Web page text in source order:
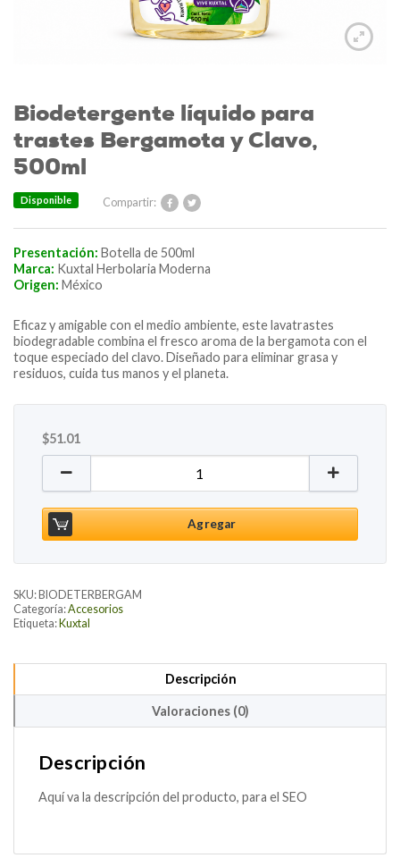
Biodetergente líquido para
trastes Bergamota y Clavo,
500ml
Compartir:
Disponible
Presentación: Botella de 500ml
Marca: Kuxtal Herbolaria Moderna
Origen: México
Eficaz y amigable con el medio ambiente, este lavatrastes
biodegradable combina el fresco aroma de la bergamota con el
toque especiado del clavo. Diseñado para eliminar grasa y
residuos, cuida tus manos y el planeta.
$51.01
Biodetergente líquido para trastes Bergamota y
Agregar
SKU: BIODETERBERGAM
Categoría:Accesorios
Etiqueta: Kuxtal
Descripción
Valoraciones (0)
Descripción
Aquí va la descripción del producto, para el SEO